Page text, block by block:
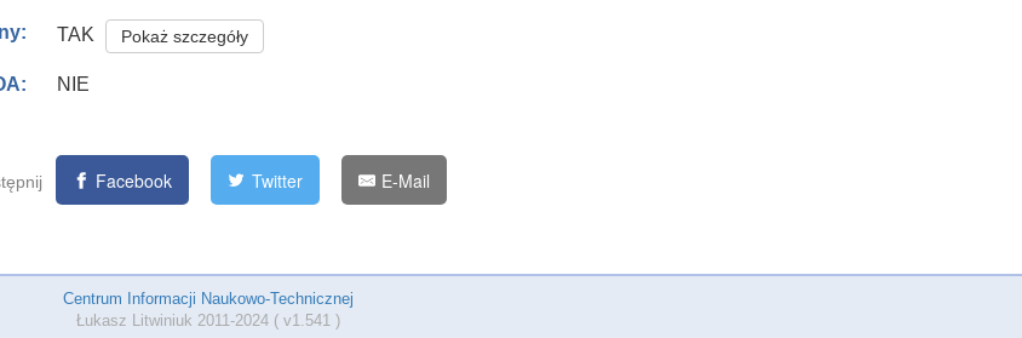
TAK Pokaż szczegóły
NIE
Facebook Twitter E-Mail
Centrum Informacji Naukowo-Technicznej
Łukasz Litwiniuk 2011-2024 ( v1.541 )